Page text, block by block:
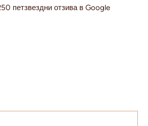
петзвездни отзива в Google